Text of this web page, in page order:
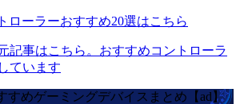
ローラーおすすめ20選はこちら
記事はこちら。おすすめコントローラ
ています
すめゲーミングデバイスまとめ【ad】